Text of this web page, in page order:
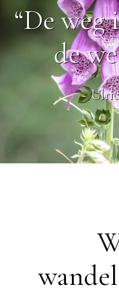
“De
de
~